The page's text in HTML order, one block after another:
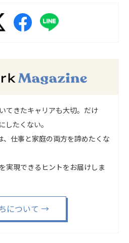
てきたキャリアも大切。だけ
したくない。
仕事と家庭の両方を諦めたくな
実現できるヒントをお届けしま
について →